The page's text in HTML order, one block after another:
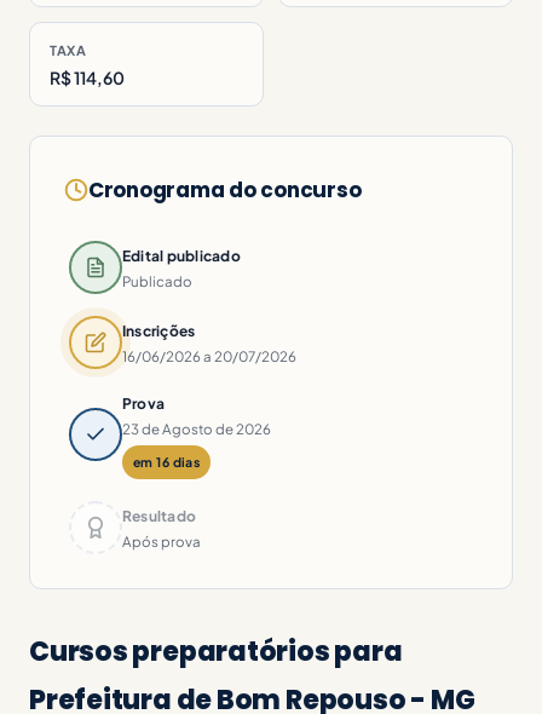
TAXA
R$ 114,60
Cronograma do concurso
Edital publicado
Publicado
Inscrições
16/06/2026 a 20/07/2026
Prova
23 de Agosto de 2026
em 16 dias
Resultado
Após prova
Cursos preparatórios para
Prefeitura de Bom Repouso - MG